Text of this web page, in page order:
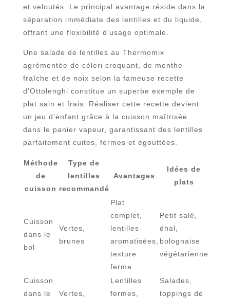
et veloutés. Le principal avantage réside dans la
séparation immédiate des lentilles et du liquide,
offrant une flexibilité d’usage optimale.
Une salade de lentilles au Thermomix
agrémentée de céleri croquant, de menthe
fraîche et de noix selon la fameuse recette
d’Ottolenghi constitue un superbe exemple de
plat sain et frais. Réaliser cette recette devient
un jeu d’enfant grâce à la cuisson maîtrisée
dans le panier vapeur, garantissant des lentilles
parfaitement cuites, fermes et égouttées.
Méthode
de
cuisson
Type de
lentilles
recommandé
Avantages
Idées de
plats
Cuisson
dans le
bol
Vertes,
brunes
Plat
complet,
lentilles
aromatisées,
texture
ferme
Petit salé,
dhal,
bolognaise
végétarienne
Cuisson
dans le
Vertes,
Lentilles
fermes,
Salades,
toppings de